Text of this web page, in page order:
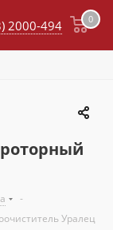
0
2000-494
-
Уралец